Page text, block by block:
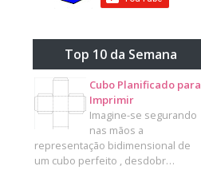
Top 10 da Semana
Cubo Planificado para
Imprimir
Imagine-se segurando
nas mãos a
representação bidimensional de
um cubo perfeito , desdobr…